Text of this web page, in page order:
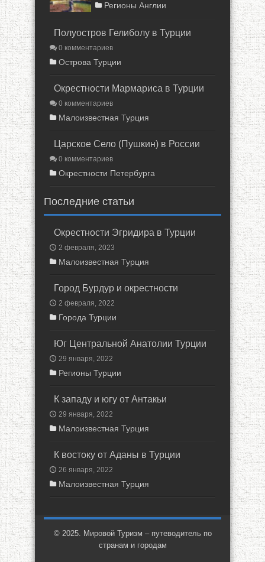
Регионы Англии
Полуостров Гелиболу в Турции
0 комментариев
Острова Турции
Окрестности Мармариса в Турции
0 комментариев
Малоизвестная Турция
Царское Село (Пушкин) в России
0 комментариев
Окрестности Петербурга
Последние статьи
Окрестности Эгридира в Турции
2 февраля, 2023
Малоизвестная Турция
Город Бурдур и окрестности
2 февраля, 2022
Города Турции
Юг Центральной Анатолии Турции
29 января, 2022
Регионы Турции
К западу и югу от Антакьи
29 января, 2022
Малоизвестная Турция
К востоку от Аданы в Турции
26 января, 2022
Малоизвестная Турция
© 2025. Мировой Туризм – путеводитель по
странам и городам